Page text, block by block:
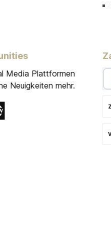
Media Plattformen
Neuigkeiten mehr.